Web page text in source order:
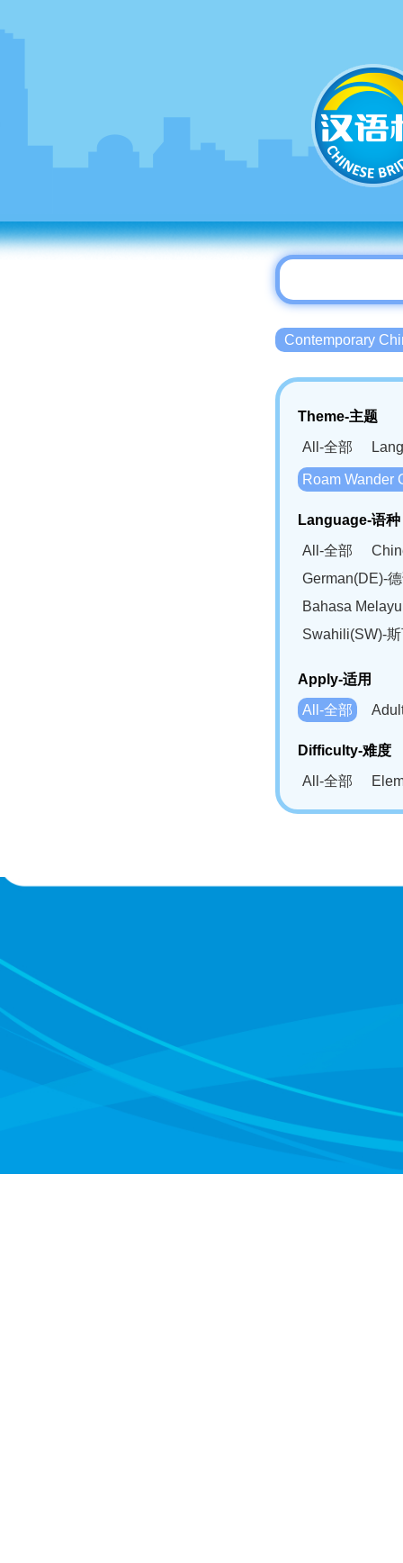
Contemporary
Theme-主题
All-全部
Roam Wander
Language-语种
All-全部
German(DE)-
Bahasa
Swahili(SW)-
Apply-适用
All-全部
Difficulty-难度
All-全部